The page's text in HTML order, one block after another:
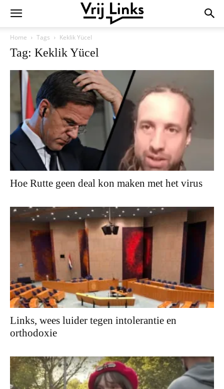
Home Tags Keklik Yücel
Tag: Keklik Yücel
Hoe Rutte geen deal kon maken met het virus
Links, wees luider tegen intolerantie en
orthodoxie